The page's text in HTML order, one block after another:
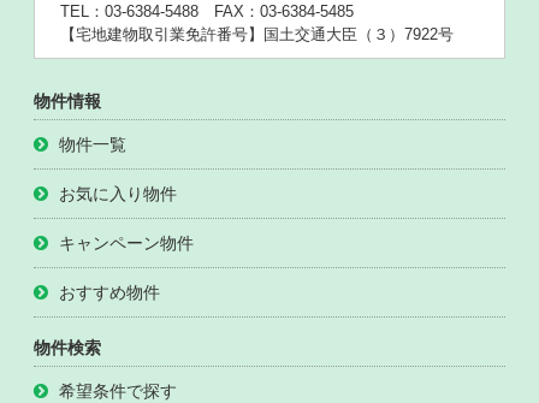
TEL：03-6384-5488 FAX：03-6384-5485
【宅地建物取引業免許番号】国土交通大臣（３）7922号
物件情報
物件一覧
お気に入り物件
キャンペーン物件
おすすめ物件
物件検索
希望条件で探す